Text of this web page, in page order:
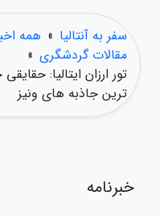
سفر به آنتالیا » همه
مقالات گردشگری »
تور ارزان ایتالیا:
ترین جاذبه های ونیز
خبرنامه